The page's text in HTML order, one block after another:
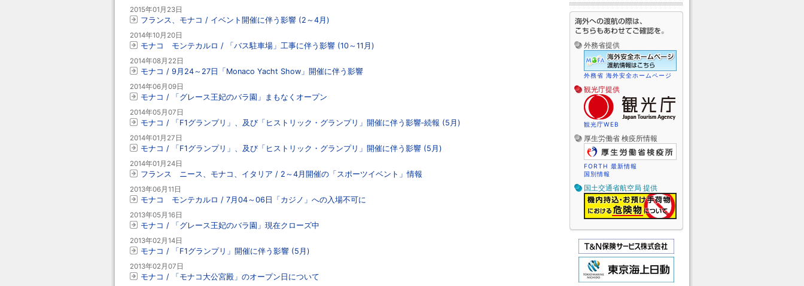
2015年01月23日
フランス、モナコ / イベント開催に伴う影響 (2～4月)
2014年10月20日
モナコ モンテカルロ / 「バス駐車場」工事に伴う影響 (10～11月)
2014年08月22日
モナコ / 9月24～27日「Monaco Yacht Show」開催に伴う影響
2014年06月09日
モナコ / 「グレース王妃のバラ園」まもなくオープン
2014年05月07日
モナコ / 「F1グランプリ」、及び「ヒストリック・グランプリ」開催に伴う影響‐続報 (5月)
2014年01月27日
モナコ / 「F1グランプリ」、及び「ヒストリック・グランプリ」開催に伴う影響 (5月)
2014年01月24日
フランス ニース、モナコ、イタリア / 2～4月開催の「スポーツイベント」情報
2013年06月11日
モナコ モンテカルロ / 7月04～06日「カジノ」への入場不可に
2013年05月16日
モナコ / 「グレース王妃のバラ園」現在クローズ中
2013年02月14日
モナコ / 「F1グランプリ」開催に伴う影響 (5月)
2013年02月07日
モナコ / 「モナコ大公宮殿」のオープン日について
外務省提供
外務省 海外安全ホームページ
観光庁提供
観光庁WEB
厚生労働省 検疫所情報
FORTH 最新情報
国別情報
国土交通省航空局 提供